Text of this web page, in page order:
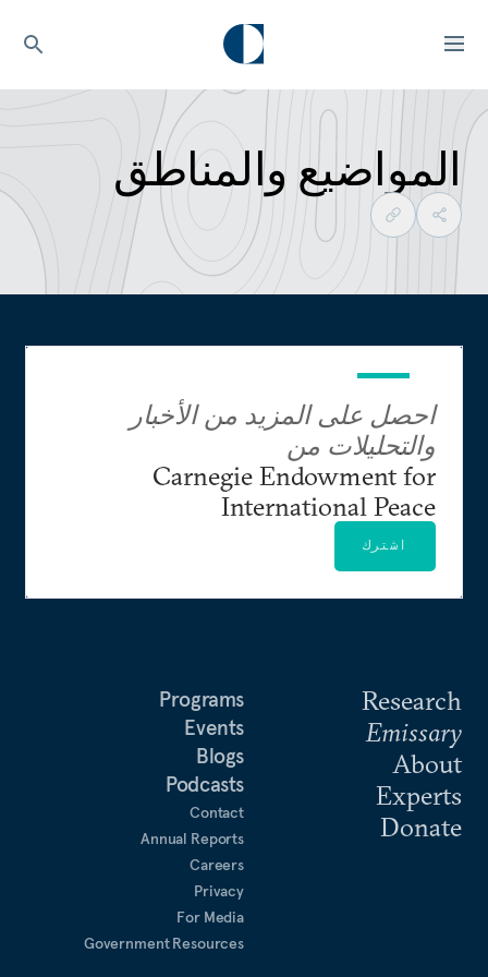
المواضيع والمناطق
Research
Emissary
About
Experts
Donate
Programs
Events
Blogs
Podcasts
Contact
Annual Reports
Careers
Privacy
For Media
Government Resources
احصل على المزيد من الأخبار
والتحليلات من
Carnegie Endowment for
International Peace
اشترك